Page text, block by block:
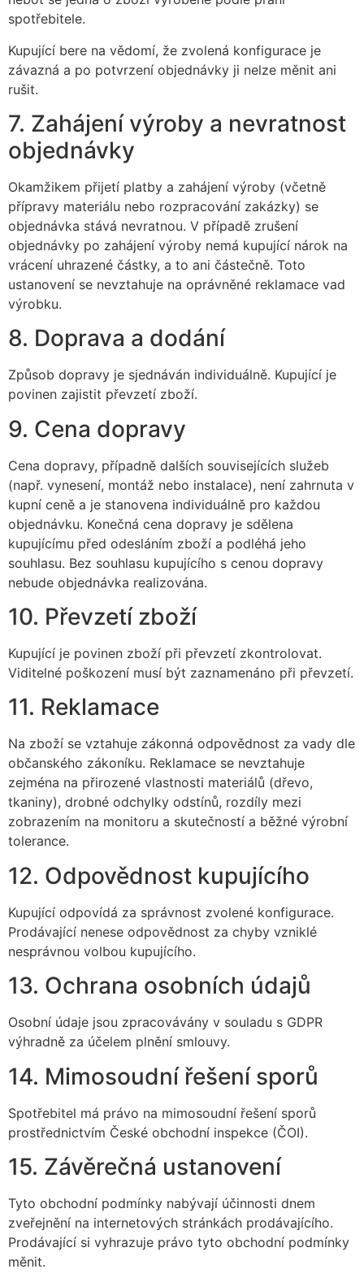
spotřebitele.
Kupující bere na vědomí, že zvolená konfigurace je
závazná a po potvrzení objednávky ji nelze měnit ani
rušit.
7. Zahájení výroby a nevratnost
objednávky
Okamžikem přijetí platby a zahájení výroby (včetně
přípravy materiálu nebo rozpracování zakázky) se
objednávka stává nevratnou. V případě zrušení
objednávky po zahájení výroby nemá kupující nárok na
vrácení uhrazené částky, a to ani částečně. Toto
ustanovení se nevztahuje na oprávněné reklamace vad
výrobku.
8. Doprava a dodání
Způsob dopravy je sjednáván individuálně. Kupující je
povinen zajistit převzetí zboží.
9. Cena dopravy
Cena dopravy, případně dalších souvisejících služeb
(např. vynesení, montáž nebo instalace), není zahrnuta v
kupní ceně a je stanovena individuálně pro každou
objednávku. Konečná cena dopravy je sdělena
kupujícímu před odesláním zboží a podléhá jeho
souhlasu. Bez souhlasu kupujícího s cenou dopravy
nebude objednávka realizována.
10. Převzetí zboží
Kupující je povinen zboží při převzetí zkontrolovat.
Viditelné poškození musí být zaznamenáno při převzetí.
11. Reklamace
Na zboží se vztahuje zákonná odpovědnost za vady dle
občanského zákoníku. Reklamace se nevztahuje
zejména na přirozené vlastnosti materiálů (dřevo,
tkaniny), drobné odchylky odstínů, rozdíly mezi
zobrazením na monitoru a skutečností a běžné výrobní
tolerance.
12. Odpovědnost kupujícího
Kupující odpovídá za správnost zvolené konfigurace.
Prodávající nenese odpovědnost za chyby vzniklé
nesprávnou volbou kupujícího.
13. Ochrana osobních údajů
Osobní údaje jsou zpracovávány v souladu s GDPR
výhradně za účelem plnění smlouvy.
14. Mimosoudní řešení sporů
Spotřebitel má právo na mimosoudní řešení sporů
prostřednictvím České obchodní inspekce (ČOI).
15. Závěrečná ustanovení
Tyto obchodní podmínky nabývají účinnosti dnem
zveřejnění na internetových stránkách prodávajícího.
Prodávající si vyhrazuje právo tyto obchodní podmínky
měnit.